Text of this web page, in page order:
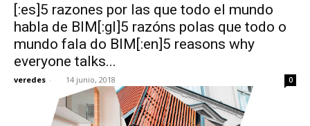
[:es]5 razones por las que todo el mundo
habla de BIM[:gl]5 razóns polas que todo o
mundo fala do BIM[:en]5 reasons why
everyone talks...
veredes - 14 junio, 2018 0